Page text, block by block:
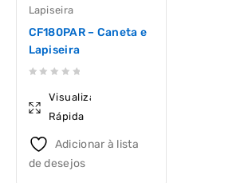
Lapiseira
CF180PAR – Caneta e
Lapiseira
Visualização
Rápida
Adicionar à lista
de desejos